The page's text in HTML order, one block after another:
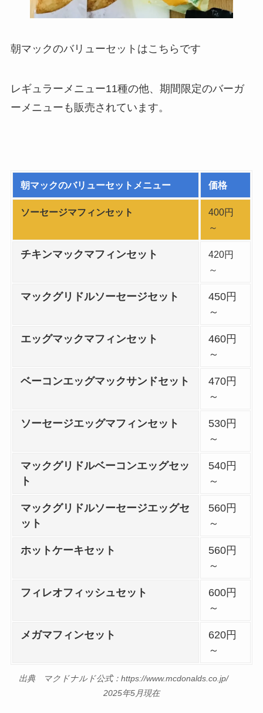
朝マックのバリューセットはこちらです
レギュラーメニュー11種の他、期間限定のバーガ
ーメニューも販売されています。
朝マックのバリューセットメニュー 価格
ソーセージマフィンセット
400円
～
チキンマックマフィンセット
420円
～
マックグリドルソーセージセット
450円
～
エッグマックマフィンセット
460円
～
ベーコンエッグマックサンドセット
470円
～
ソーセージエッグマフィンセット
530円
～
マックグリドルベーコンエッグセッ
ト
540円
～
マックグリドルソーセージエッグセ
ット
560円
～
ホットケーキセット
560円
～
フィレオフィッシュセット
600円
～
メガマフィンセット
620円
～
出典 マクドナルド公式：https://www.mcdonalds.co.jp/
2025年5月現在